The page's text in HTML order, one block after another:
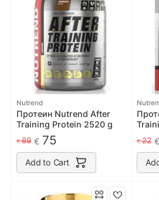
Nutrend
Протеин Nutrend After
Training Protein 2520 g
€89 € 75
Add to Cart
€22 €